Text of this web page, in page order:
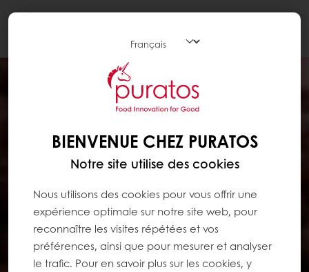
BIENVENUE CHEZ PURATOS
Notre site utilise des cookies
Nous utilisons des cookies pour vous offrir une
expérience optimale sur notre site web, pour
reconnaître les visites répétées et vos
préférences, ainsi que pour mesurer et analyser
le trafic. Pour en savoir plus sur les cookies, y